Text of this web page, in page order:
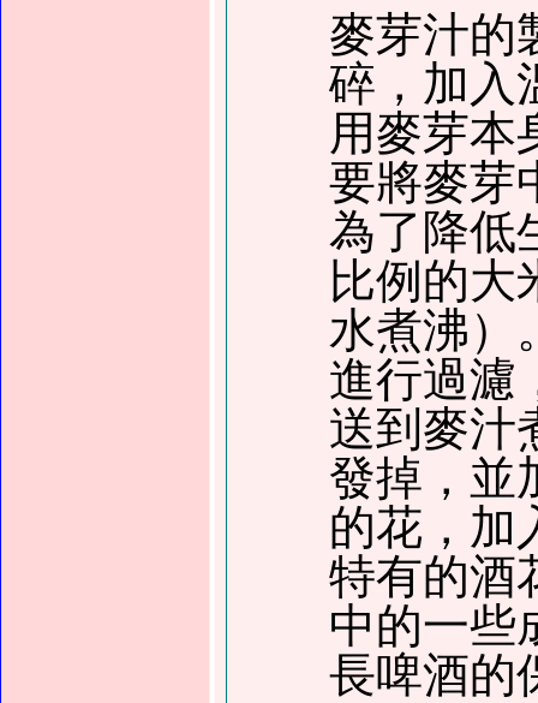
麥芽汁的
碎，加入
用麥芽本
要將麥芽
為了降低
比例的大
水煮沸）
進行過濾
送到麥汁
發掉，並
的花，加
特有的酒
中的一些
長啤酒的